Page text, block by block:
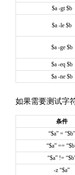
$a -gt $b
$a -le $b
$a -ge $b
$a -eq $b
$a -ne $b
如果需要测试字
条件
“$a” = “$b”
“$a” ==
“$a” !=
-z “$a”